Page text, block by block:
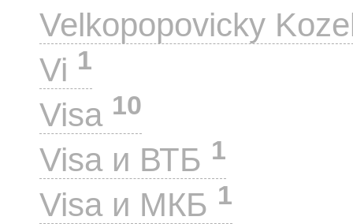
Velkopopovicky
Vi 1
Visa 10
Visa и ВТБ 1
Visa и МКБ 1